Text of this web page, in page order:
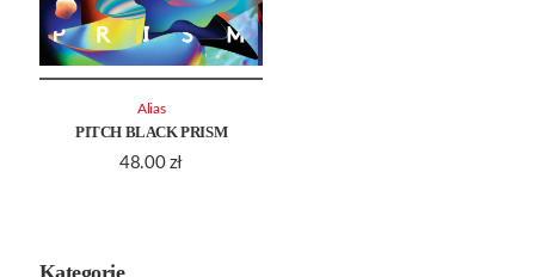
PITCH BLACK PRISM
48.00 zł
Alias